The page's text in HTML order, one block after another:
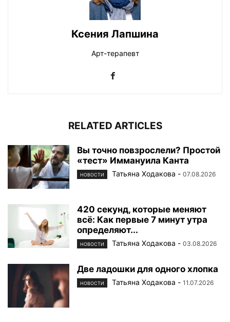
Ксения Лапшина
Арт-терапевт
RELATED ARTICLES
Вы точно повзрослели? Простой
«тест» Иммануила Канта
НОВОСТИ Татьяна Ходакова - 07.08.2026
420 секунд, которые меняют
всё: Как первые 7 минут утра
определяют...
НОВОСТИ Татьяна Ходакова - 03.08.2026
Две ладошки для одного хлопка
НОВОСТИ Татьяна Ходакова - 11.07.2026